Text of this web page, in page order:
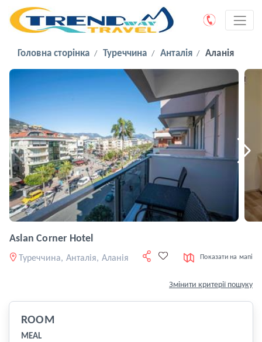
Головна сторінка Туреччина Анталія Аланія
Aslan Corner Hotel
Туреччина, Анталія, Аланія Показати на мапі
Змінити критерії пошуку
ROOM
MEAL